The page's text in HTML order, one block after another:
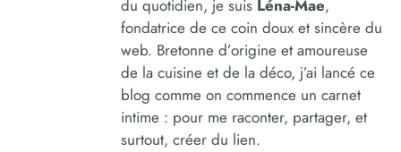
du quotidien, je suis Léna-Mae,
fondatrice de ce coin doux et sincère du
web. Bretonne d’origine et amoureuse
de la cuisine et de la déco, j’ai lancé ce
blog comme on commence un carnet
intime : pour me raconter, partager, et
surtout, créer du lien.